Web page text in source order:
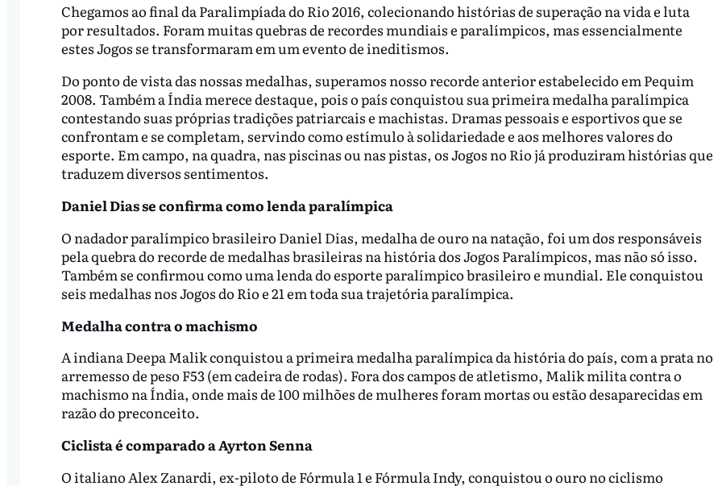
Chegamos ao final da Paralimpíada do Rio 2016, colecionando histórias de superação na vida e luta
por resultados. Foram muitas quebras de recordes mundiais e paralímpicos, mas essencialmente
estes Jogos se transformaram em um evento de ineditismos.
Do ponto de vista das nossas medalhas, superamos nosso recorde anterior estabelecido em Pequim
2008. Também a Índia merece destaque, pois o país conquistou sua primeira medalha paralímpica
contestando suas próprias tradições patriarcais e machistas. Dramas pessoais e esportivos que se
confrontam e se completam, servindo como estímulo à solidariedade e aos melhores valores do
esporte. Em campo, na quadra, nas piscinas ou nas pistas, os Jogos no Rio já produziram histórias que
traduzem diversos sentimentos.
Daniel Dias se confirma como lenda paralímpica
O nadador paralímpico brasileiro Daniel Dias, medalha de ouro na natação, foi um dos responsáveis
pela quebra do recorde de medalhas brasileiras na história dos Jogos Paralímpicos, mas não só isso.
Também se confirmou como uma lenda do esporte paralímpico brasileiro e mundial. Ele conquistou
seis medalhas nos Jogos do Rio e 21 em toda sua trajetória paralímpica.
Medalha contra o machismo
A indiana Deepa Malik conquistou a primeira medalha paralímpica da história do país, com a prata no
arremesso de peso F53 (em cadeira de rodas). Fora dos campos de atletismo, Malik milita contra o
machismo na Índia, onde mais de 100 milhões de mulheres foram mortas ou estão desaparecidas em
razão do preconceito.
Ciclista é comparado a Ayrton Senna
O italiano Alex Zanardi, ex-piloto de Fórmula 1 e Fórmula Indy, conquistou o ouro no ciclismo